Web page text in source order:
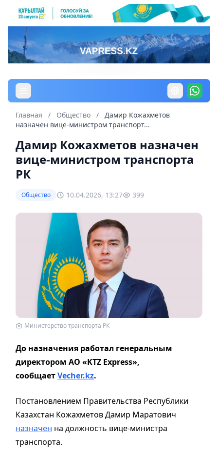
Главная / Общество /
Дамир Кожахметов
назначен вице-министром транспорт...
Дамир Кожахметов назначен
вице-министром транспорта
РК
Общество 10.04.2026, 13:27 399
Министерство транспорта РК
До назначения работал генеральным
директором АО «KTZ Express»,
сообщаетVecher.kz.
Постановлением Правительства Республики
Казахстан Кожахметов Дамир Маратович
назначен на должность вице-министра
транспорта.